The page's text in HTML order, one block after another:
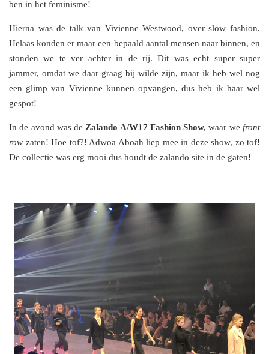
ben in het feminisme!
Hierna was de talk van Vivienne Westwood, over slow fashion.
Helaas konden er maar een bepaald aantal mensen naar binnen, en
stonden we te ver achter in de rij. Dit was echt super super
jammer, omdat we daar graag bij wilde zijn, maar ik heb wel nog
een glimp van Vivienne kunnen opvangen, dus heb ik haar wel
gespot!
In de avond was de Zalando A/W17 Fashion Show,waar we front
row zaten! Hoe tof?! Adwoa Aboah liep mee in deze show, zo tof!
De collectie was erg mooi dus houdt de zalando site in de gaten!